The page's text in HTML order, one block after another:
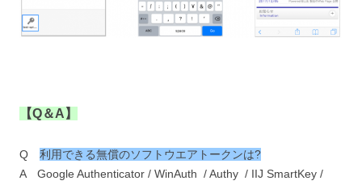
【Q＆A】
Q 利用できる無償のソフトウエアトークンは?
A Google Authenticator / WinAuth / Authy / IIJ SmartKey /